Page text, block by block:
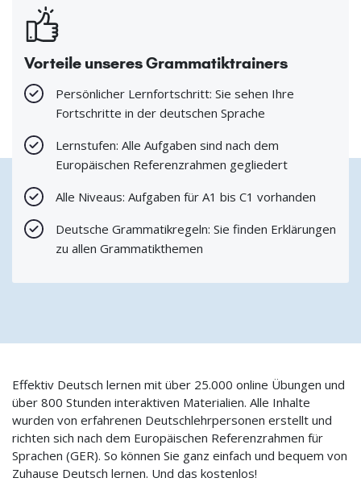
Vorteile unseres Grammatiktrainers
Persönlicher Lernfortschritt: Sie sehen Ihre
Fortschritte in der deutschen Sprache
Lernstufen: Alle Aufgaben sind nach dem
Europäischen Referenzrahmen gegliedert
Alle Niveaus: Aufgaben für A1 bis C1 vorhanden
Deutsche Grammatikregeln: Sie finden Erklärungen
zu allen Grammatikthemen
Effektiv Deutsch lernen mit über 25.000 online Übungen und
über 800 Stunden interaktiven Materialien. Alle Inhalte
wurden von erfahrenen Deutschlehrpersonen erstellt und
richten sich nach dem Europäischen Referenzrahmen für
Sprachen (GER). So können Sie ganz einfach und bequem von
Zuhause Deutsch lernen. Und das kostenlos!